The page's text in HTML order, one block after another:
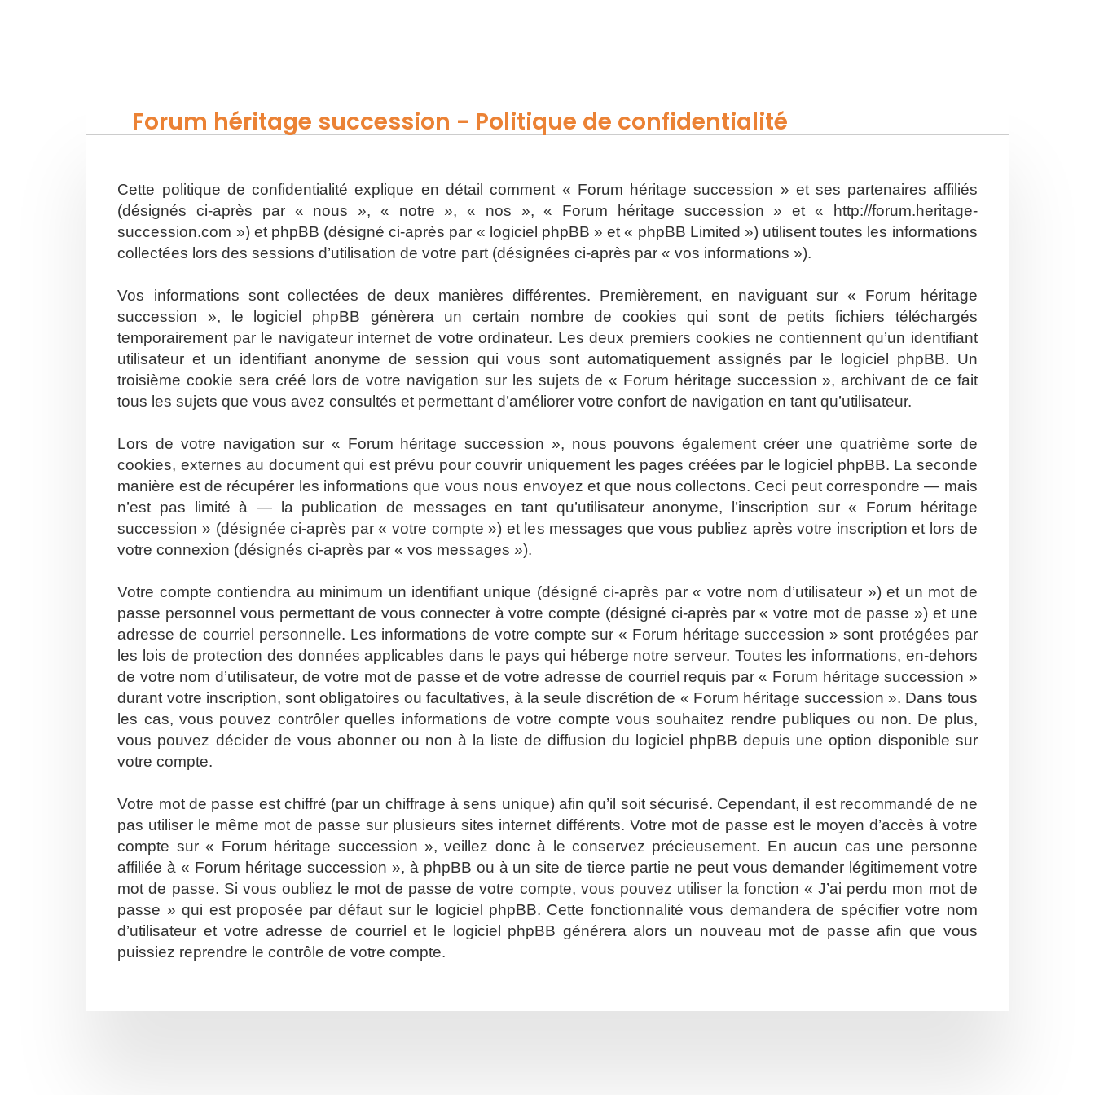
Forum héritage succession - Politique de confidentialité
Cette politique de confidentialité explique en détail comment « Forum héritage succession » et ses partenaires affiliés
(désignés ci-après par « nous », « notre », « nos », « Forum héritage succession » et « http://forum.heritage-
succession.com ») et phpBB (désigné ci-après par « logiciel phpBB » et « phpBB Limited ») utilisent toutes les informations
collectées lors des sessions d’utilisation de votre part (désignées ci-après par « vos informations »).
Vos informations sont collectées de deux manières différentes. Premièrement, en naviguant sur « Forum héritage
succession », le logiciel phpBB génèrera un certain nombre de cookies qui sont de petits fichiers téléchargés
temporairement par le navigateur internet de votre ordinateur. Les deux premiers cookies ne contiennent qu’un identifiant
utilisateur et un identifiant anonyme de session qui vous sont automatiquement assignés par le logiciel phpBB. Un
troisième cookie sera créé lors de votre navigation sur les sujets de « Forum héritage succession », archivant de ce fait
tous les sujets que vous avez consultés et permettant d’améliorer votre confort de navigation en tant qu’utilisateur.
Lors de votre navigation sur « Forum héritage succession », nous pouvons également créer une quatrième sorte de
cookies, externes au document qui est prévu pour couvrir uniquement les pages créées par le logiciel phpBB. La seconde
manière est de récupérer les informations que vous nous envoyez et que nous collectons. Ceci peut correspondre — mais
n’est pas limité à — la publication de messages en tant qu’utilisateur anonyme, l’inscription sur « Forum héritage
succession » (désignée ci-après par « votre compte ») et les messages que vous publiez après votre inscription et lors de
votre connexion (désignés ci-après par « vos messages »).
Votre compte contiendra au minimum un identifiant unique (désigné ci-après par « votre nom d’utilisateur ») et un mot de
passe personnel vous permettant de vous connecter à votre compte (désigné ci-après par « votre mot de passe ») et une
adresse de courriel personnelle. Les informations de votre compte sur « Forum héritage succession » sont protégées par
les lois de protection des données applicables dans le pays qui héberge notre serveur. Toutes les informations, en-dehors
de votre nom d’utilisateur, de votre mot de passe et de votre adresse de courriel requis par « Forum héritage succession »
durant votre inscription, sont obligatoires ou facultatives, à la seule discrétion de « Forum héritage succession ». Dans tous
les cas, vous pouvez contrôler quelles informations de votre compte vous souhaitez rendre publiques ou non. De plus,
vous pouvez décider de vous abonner ou non à la liste de diffusion du logiciel phpBB depuis une option disponible sur
votre compte.
Votre mot de passe est chiffré (par un chiffrage à sens unique) afin qu’il soit sécurisé. Cependant, il est recommandé de ne
pas utiliser le même mot de passe sur plusieurs sites internet différents. Votre mot de passe est le moyen d’accès à votre
compte sur « Forum héritage succession », veillez donc à le conservez précieusement. En aucun cas une personne
affiliée à « Forum héritage succession », à phpBB ou à un site de tierce partie ne peut vous demander légitimement votre
mot de passe. Si vous oubliez le mot de passe de votre compte, vous pouvez utiliser la fonction « J’ai perdu mon mot de
passe » qui est proposée par défaut sur le logiciel phpBB. Cette fonctionnalité vous demandera de spécifier votre nom
d’utilisateur et votre adresse de courriel et le logiciel phpBB générera alors un nouveau mot de passe afin que vous
puissiez reprendre le contrôle de votre compte.